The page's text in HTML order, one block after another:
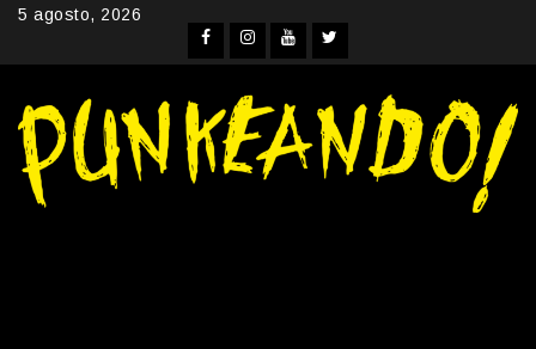
Skip5 agosto, 2026
Facebook
Instagram
YouTube
Twitter